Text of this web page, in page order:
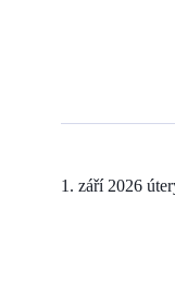
1. září 2026